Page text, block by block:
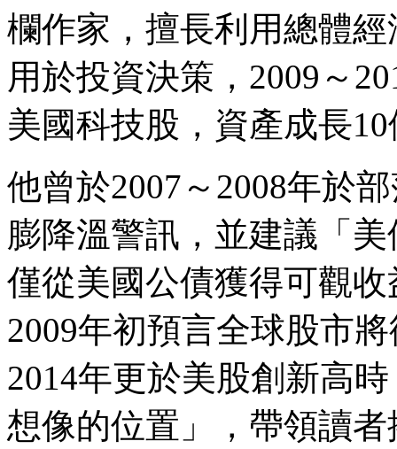
欄作家，擅長利用總體
用於投資決策，2009～
美國科技股，資產成長
他曾於2007～2008年於
膨降溫警訊，並建議「
僅從美國公債獲得可觀
2009年初預言全球股市
2014年更於美股創新高
想像的位置」，帶領讀